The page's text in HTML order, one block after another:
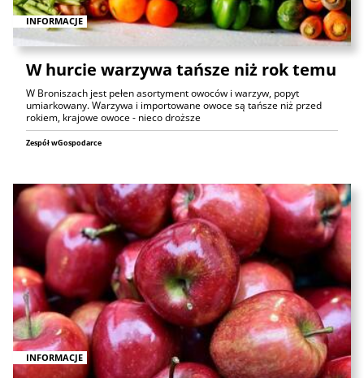
INFORMACJE
W hurcie warzywa tańsze niż rok temu
W Broniszach jest pełen asortyment owoców i warzyw, popyt
umiarkowany. Warzywa i importowane owoce są tańsze niż przed
rokiem, krajowe owoce - nieco droższe
Zespół wGospodarce
INFORMACJE